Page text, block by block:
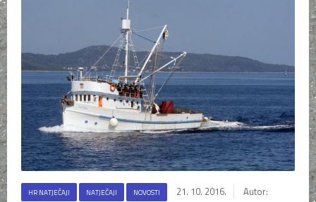
HR NATJEČAJI NATJEČAJI NOVOSTI 21. 10. 2016.
Autor: